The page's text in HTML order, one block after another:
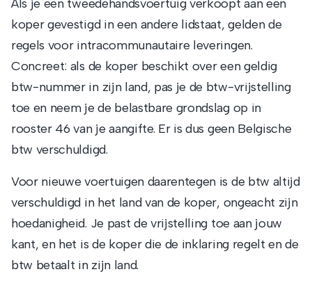
Als je een tweedehandsvoertuig verkoopt aan een
koper gevestigd in een andere lidstaat, gelden de
regels voor intracommunautaire leveringen.
Concreet: als de koper beschikt over een geldig
btw-nummer in zijn land, pas je de btw-vrijstelling
toe en neem je de belastbare grondslag op in
rooster 46 van je aangifte. Er is dus geen Belgische
btw verschuldigd.
Voor nieuwe voertuigen daarentegen is de btw altijd
verschuldigd in het land van de koper, ongeacht zijn
hoedanigheid. Je past de vrijstelling toe aan jouw
kant, en het is de koper die de inklaring regelt en de
btw betaalt in zijn land.